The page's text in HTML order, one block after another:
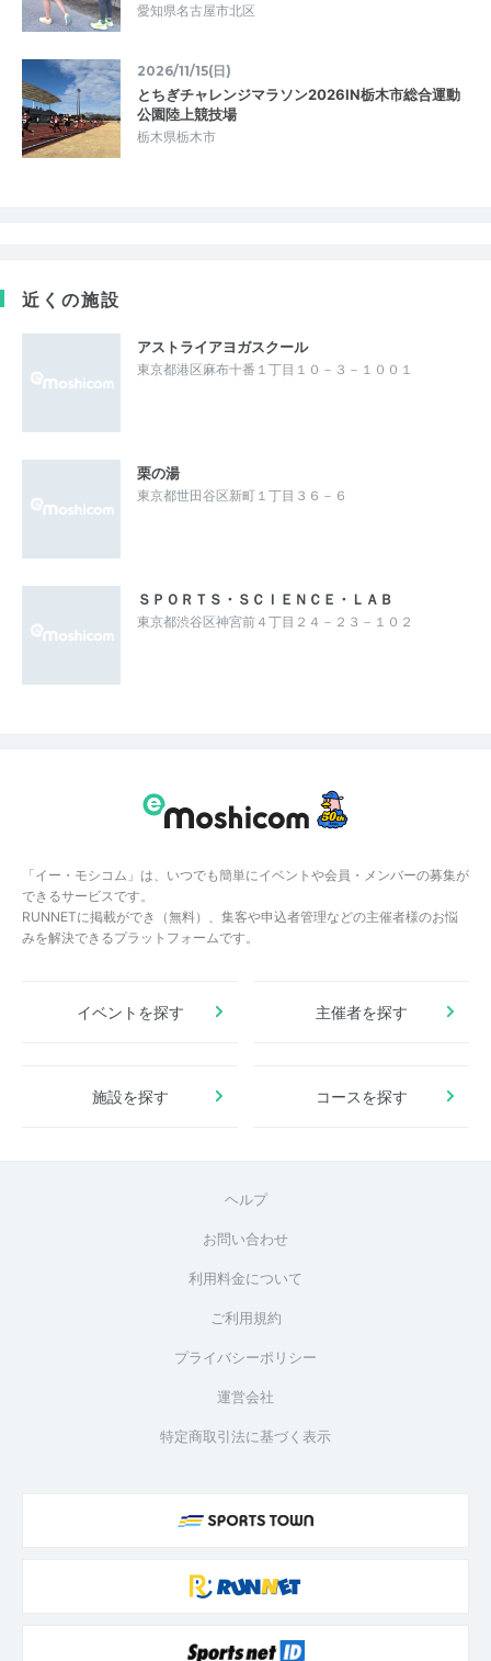
愛知県名古屋市北区
2026/11/15(日)
とちぎチャレンジマラソン2026IN栃木市総合運動
公園陸上競技場
栃木県栃木市
近くの施設
アストライアヨガスクール
東京都港区麻布十番１丁目１０－３－１００１
栗の湯
東京都世田谷区新町１丁目３６－６
ＳＰＯＲＴＳ・ＳＣＩＥＮＣＥ・ＬＡＢ
東京都渋谷区神宮前４丁目２４－２３－１０２
「イー・モシコム」は、いつでも簡単にイベントや会員・メンバーの募集が
できるサービスです。
RUNNETに掲載ができ（無料）、集客や申込者管理などの主催者様のお悩
みを解決できるプラットフォームです。
イベントを探す 主催者を探す
施設を探す コースを探す
ヘルプ
お問い合わせ
利用料金について
ご利用規約
プライバシーポリシー
運営会社
特定商取引法に基づく表示